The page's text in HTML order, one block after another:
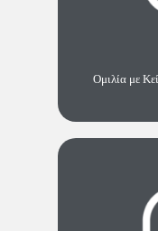
Ομιλία με